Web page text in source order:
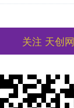
关注 天创网